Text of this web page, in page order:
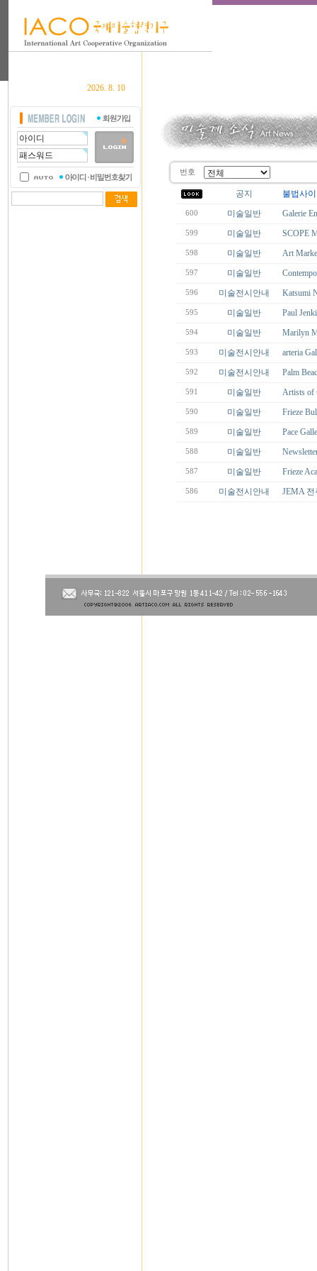
2026. 8. 10
번호
공지 불법사
600 미술일반 Galerie
599 미술일반 SCOPE
598 미술일반 Art
597 미술일반
596 미술전시안내 Katsumi
595 미술일반 Paul
594 미술일반 Marilyn
593 미술전시안내 arteria
592 미술전시안내 Palm
591 미술일반 Artists of
590 미술일반 Frieze
589 미술일반 Pace
588 미술일반
587 미술일반 Frieze
586 미술전시안내 JEMA